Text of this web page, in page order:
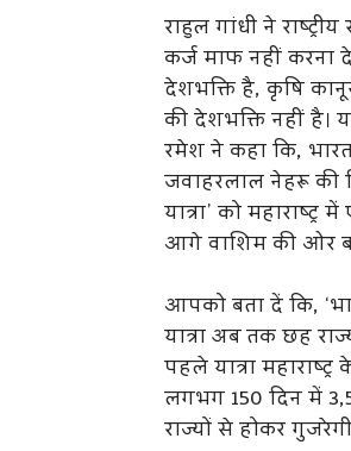
राहुल गांधी ने
कर्ज माफ नहीं
देशभक्ति है, कृषि
की देशभक्ति नहीं है।
रमेश ने कहा कि,
जवाहरलाल नेहरू की
यात्रा’ को
आगे वाशिम की ओर
आपको बता दें कि,
यात्रा अब तक छह
पहले यात्रा
लगभग 150 दिन में
राज्यों से होकर